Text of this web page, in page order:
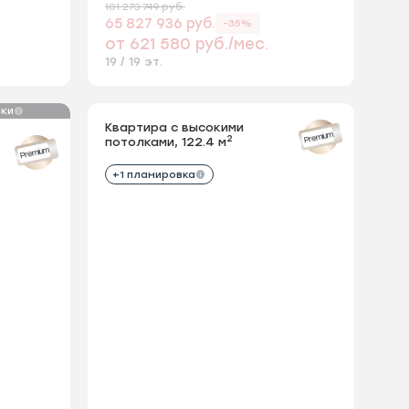
101 273 749 руб.
65 827 936 руб. -35%
от 621 580 руб./мес.
19 / 19 эт.
Кухня-гостиная с радиусным
остеклением
Ванная
Premium
Прогуляйтесь по квартире онлайн
можно
Premium
Прогуляйтесь по квартире онлайн
Квартира с высокими
потолками, 122.4 м2 Premium
+1 планировка